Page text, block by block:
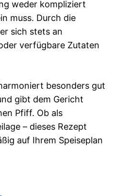
weder kompliziert
muss. Durch die
sich stets an
verfügbare Zutaten
besonders gut
gibt dem Gericht
Pfiff. Ob als
– dieses Rezept
auf Ihrem Speiseplan